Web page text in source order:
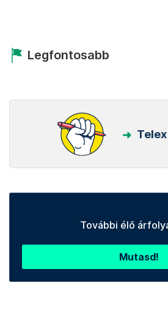
Legfontosabb
További élő
Mutasd!